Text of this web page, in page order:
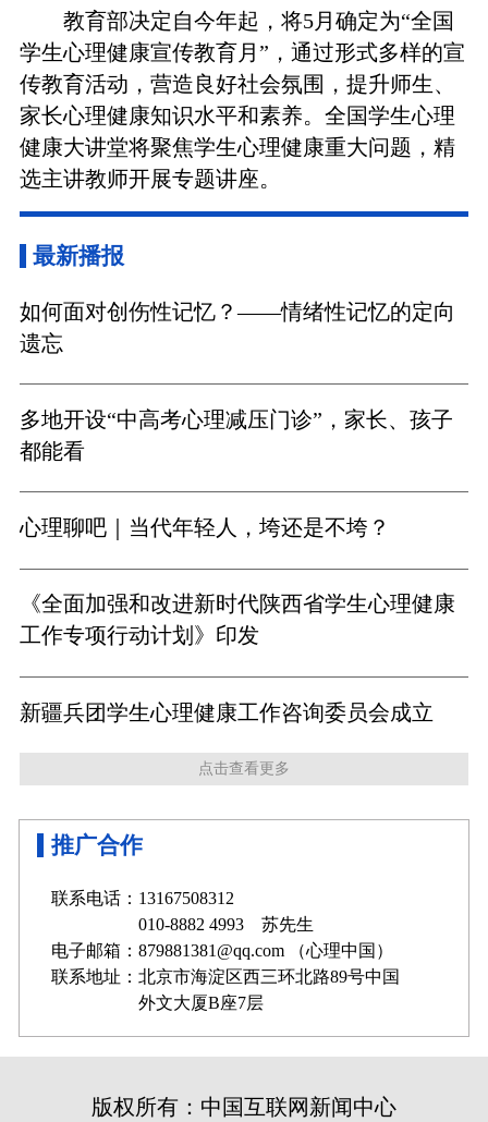
教育部决定自今年起，将5月确定为“全国
学生心理健康宣传教育月”，通过形式多样的宣
传教育活动，营造良好社会氛围，提升师生、
家长心理健康知识水平和素养。全国学生心理
健康大讲堂将聚焦学生心理健康重大问题，精
选主讲教师开展专题讲座。
最新播报
如何面对创伤性记忆？——情绪性记忆的定向
遗忘
多地开设“中高考心理减压门诊”，家长、孩子
都能看
心理聊吧｜当代年轻人，垮还是不垮？
《全面加强和改进新时代陕西省学生心理健康
工作专项行动计划》印发
新疆兵团学生心理健康工作咨询委员会成立
点击查看更多
推广合作
联系电话：13167508312
010-8882 4993 苏先生
电子邮箱：879881381@qq.com （心理中国）
联系地址：北京市海淀区西三环北路89号中国
外文大厦B座7层
版权所有：中国互联网新闻中心